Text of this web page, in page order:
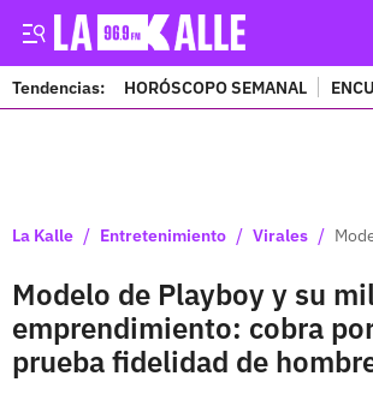
Tendencias: HORÓSCOPO SEMANAL
La Kalle / Entretenimiento / Virales /
Modelo de Playboy y su
emprendimiento: cobra
prueba fidelidad de